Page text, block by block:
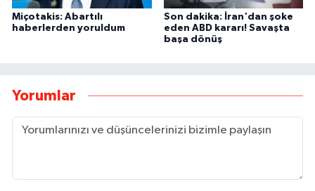
Miçotakis: Abartılı
haberlerden yoruldum
Son dakika: İran'dan şoke
eden ABD kararı! Savaşta
başa dönüş
Yorumlar